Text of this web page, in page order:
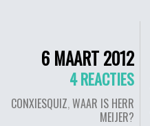
6 MAART 2012
4 REACTIES
CONXIESQUIZ,WAAR IS HERR
MEIJER?